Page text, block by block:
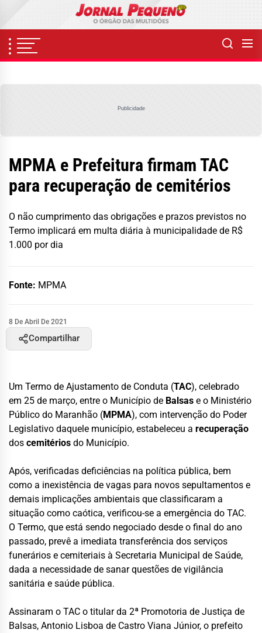
content
Publicidade
MPMA e Prefeitura firmam TAC
para recuperação de cemitérios
O não cumprimento das obrigações e prazos previstos no
Termo implicará em multa diária à municipalidade de R$
1.000 por dia
Fonte: MPMA
8 De Abril De 2021
Compartilhar
Um Termo de Ajustamento de Conduta (TAC), celebrado
em 25 de março, entre o Município de Balsas e o Ministério
Público do Maranhão (MPMA), com intervenção do Poder
Legislativo daquele município, estabeleceu a recuperação
dos cemitérios do Município.
Após, verificadas deficiências na política pública, bem
como a inexistência de vagas para novos sepultamentos e
demais implicações ambientais que classificaram a
situação como caótica, verificou-se a emergência do TAC.
O Termo, que está sendo negociado desde o final do ano
passado, prevê a imediata transferência dos serviços
funerários e cemiteriais à Secretaria Municipal de Saúde,
dada a necessidade de sanar questões de vigilância
sanitária e saúde pública.
Assinaram o TAC o titular da 2ª Promotoria de Justiça de
Balsas, Antonio Lisboa de Castro Viana Júnior, o prefeito